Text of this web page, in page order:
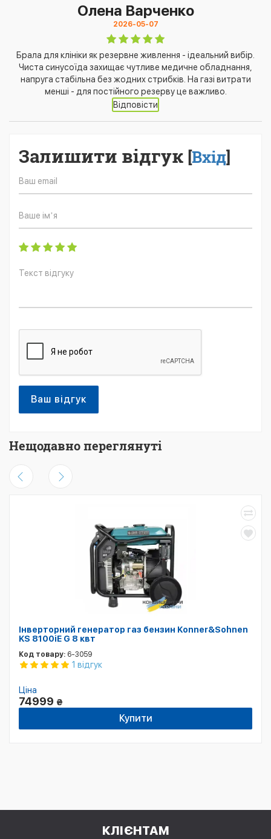
Олена Варченко
2026-05-07
Брала для клініки як резервне живлення - ідеальний вибір.
Чиста синусоїда захищає чутливе медичне обладнання,
напруга стабільна без жодних стрибків. На газі витрати
менші - для постійного резерву це важливо.
Відповісти
Залишити відгук [Вхід]
Ваш відгук
Нещодавно переглянуті
Інверторний генератор газ бензин Konner&Sohnen
KS 8100iE G 8 квт
Код товару: 6-3059
1 відгук
Ціна
74999 ₴
Купити
КЛІЄНТАМ